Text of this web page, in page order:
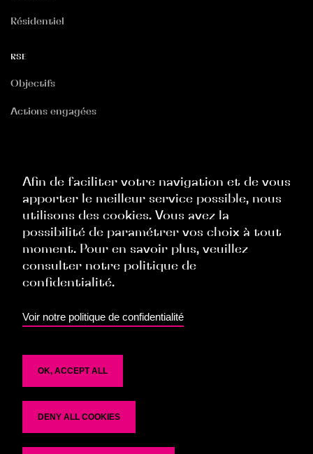
Résidentiel
RSE
Objectifs
Actions engagées
Politique Commerciale
Politique Ressources Humaines
Politique de confidentialité
Afin de faciliter votre navigation et de vous
apporter le meilleur service possible, nous
utilisons des cookies. Vous avez la
possibilité de paramétrer vos choix à tout
moment. Pour en savoir plus, veuillez
consulter notre politique de
confidentialité.
OK, ACCEPT ALL
DENY ALL COOKIES
Voir notre politique de confidentialité